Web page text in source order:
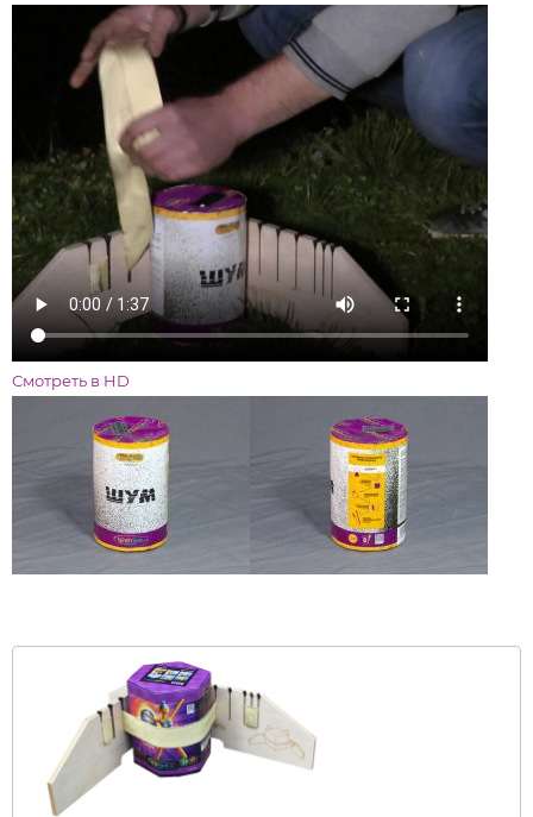
Смотреть в HD